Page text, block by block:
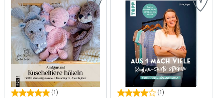
(1) (1)